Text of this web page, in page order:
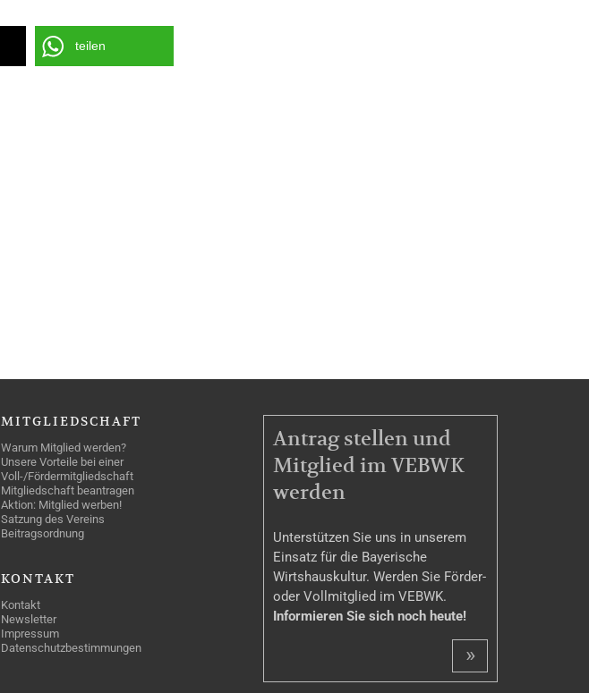
teilen
MITGLIEDSCHAFT
Warum Mitglied werden?
Unsere Vorteile bei einer
Voll-/Fördermitgliedschaft
Mitgliedschaft beantragen
Aktion: Mitglied werben!
Satzung des Vereins
Beitragsordnung
KONTAKT
Kontakt
Newsletter
Impressum
Datenschutzbestimmungen
MITGLIEDSCHAFT
Antrag stellen und
Mitglied im VEBWK
werden
Unterstützen Sie uns in unserem
Einsatz für die Bayerische
Wirtshauskultur. Werden Sie Förder-
oder Vollmitglied im VEBWK.
Informieren Sie sich noch heute!
»